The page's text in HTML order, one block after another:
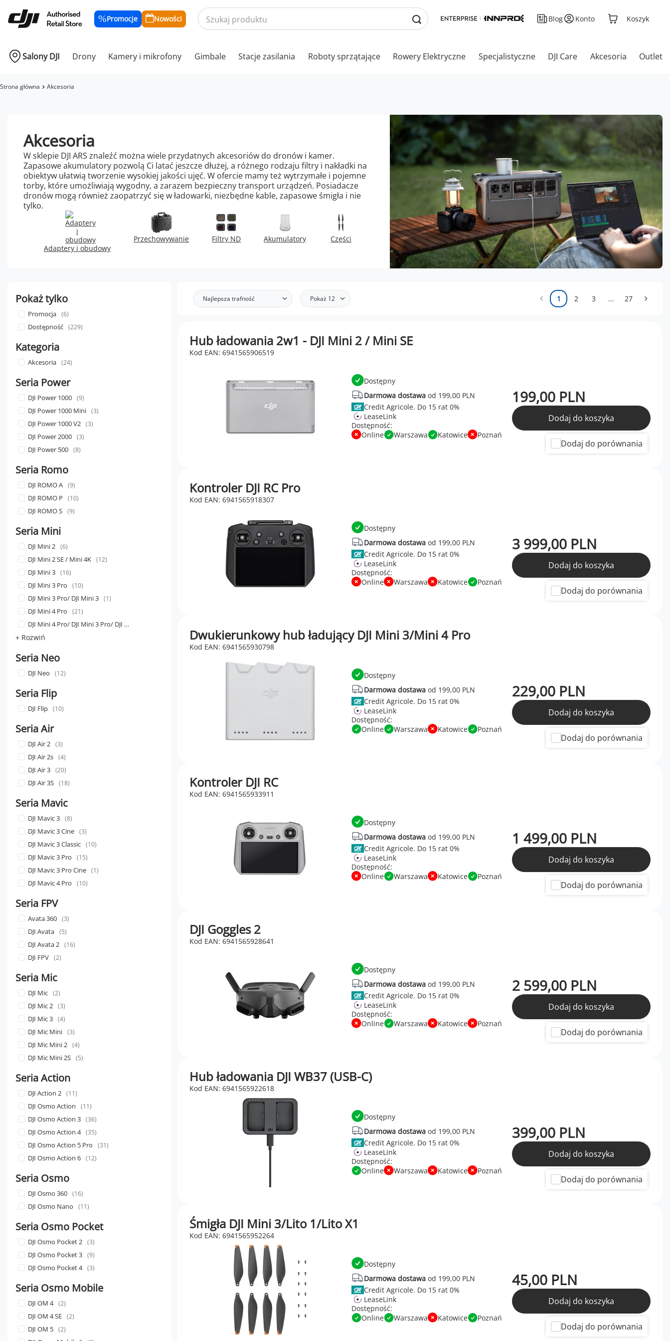
Promocje Nowości Blog Konto Koszyk
Salony DJI Drony Kamery i mikrofony Gimbale Stacje zasilania Roboty sprzątające Rowery Elektryczne Specjalistyczne DJI Care Akcesoria Outlet
Strona główna Akcesoria
Akcesoria
W sklepie DJI ARS znaleźć można wiele przydatnych akcesoriów do dronów i kamer.
Zapasowe akumulatory pozwolą Ci latać jeszcze dłużej, a różnego rodzaju filtry i nakładki na
obiektyw ułatwią tworzenie wysokiej jakości ujęć. W ofercie mamy też wytrzymałe i pojemne
torby, które umożliwiają wygodny, a zarazem bezpieczny transport urządzeń. Posiadacze
dronów mogą również zaopatrzyć się w ładowarki, niezbędne kable, zapasowe śmigła i nie
tylko.
Adaptery i obudowy
Przechowywanie Filtry ND Akumulatory Części
Pokaż tylko
Promocja 6
Dostępność 229
Kategoria
Akcesoria 24
Seria Power
DJI Power 1000 9
DJI Power 1000 Mini 3
DJI Power 1000 V2 3
DJI Power 2000 3
DJI Power 500 8
Seria Romo
DJI ROMO A 9
DJI ROMO P 10
DJI ROMO S 9
Seria Mini
DJI Mini 2 6
DJI Mini 2 SE / Mini 4K 12
DJI Mini 3 16
DJI Mini 3 Pro 10
DJI Mini 3 Pro/ DJI Mini 3 1
DJI Mini 4 Pro 21
DJI Mini 4 Pro/ DJI Mini 3 Pro/ DJI Mini 3
+ Rozwiń
Seria Neo
DJI Neo 12
Seria Flip
DJI Flip 10
Seria Air
DJI Air 2 3
DJI Air 2s 4
DJI Air 3 20
DJI Air 3S 18
Seria Mavic
DJI Mavic 3 8
DJI Mavic 3 Cine 3
DJI Mavic 3 Classic 10
DJI Mavic 3 Pro 15
DJI Mavic 3 Pro Cine 1
DJI Mavic 4 Pro 10
Seria FPV
Avata 360 3
DJI Avata 5
DJI Avata 2 16
DJI FPV 2
Seria Mic
DJI Mic 2
DJI Mic 2 3
DJI Mic 3 4
DJI Mic Mini 3
DJI Mic Mini 2 4
DJI Mic Mini 2S 5
Seria Action
DJI Action 2 11
DJI Osmo Action 11
DJI Osmo Action 3 36
DJI Osmo Action 4 35
DJI Osmo Action 5 Pro 31
DJI Osmo Action 6 12
Seria Osmo
DJI Osmo 360 16
DJI Osmo Nano 11
Seria Osmo Pocket
DJI Osmo Pocket 2 3
DJI Osmo Pocket 3 9
DJI Osmo Pocket 4 3
Seria Osmo Mobile
DJI OM 4 2
DJI OM 4 SE 2
DJI OM 5 2
Najlepsza trafność Pokaż 12 1 2 3 ... 27
Hub ładowania 2w1 - DJI Mini 2 / Mini SE
Kod EAN: 6941565906519
Dostępny
Darmowa dostawaod 199,00 PLN
Credit Agricole.
LeaseLink
Dostępność:
Online
Warszawa Katowice Poznań
199,00 PLN
Dodaj do koszyka
Dodaj do porównania
Kontroler DJI RC Pro
Kod EAN: 6941565918307
Dostępny
Darmowa dostawaod 199,00 PLN
Credit Agricole.
LeaseLink
Dostępność:
Online
Warszawa Katowice Poznań
3 999,00 PLN
Dodaj do koszyka
Dodaj do porównania
Dwukierunkowy hub ładujący DJI Mini 3/Mini 4 Pro
Kod EAN: 6941565930798
Dostępny
Darmowa dostawaod 199,00 PLN
Credit Agricole.
LeaseLink
Dostępność:
Online
Warszawa Katowice Poznań
229,00 PLN
Dodaj do koszyka
Dodaj do porównania
Kontroler DJI RC
Kod EAN: 6941565933911
Dostępny
Darmowa dostawaod 199,00 PLN
Credit Agricole.
LeaseLink
Dostępność:
Online
Warszawa Katowice Poznań
1 499,00 PLN
Dodaj do koszyka
Dodaj do porównania
DJI Goggles 2
Kod EAN: 6941565928641
Dostępny
Darmowa dostawaod 199,00 PLN
Credit Agricole.
LeaseLink
Dostępność:
Online
Warszawa Katowice Poznań
2 599,00 PLN
Dodaj do koszyka
Dodaj do porównania
Hub ładowania DJI WB37 (USB-C)
Kod EAN: 6941565922618
Dostępny
Darmowa dostawaod 199,00 PLN
Credit Agricole.
LeaseLink
Dostępność:
Online
Warszawa Katowice Poznań
399,00 PLN
Dodaj do koszyka
Dodaj do porównania
Śmigła DJI Mini 3/Lito 1/Lito X1
Kod EAN: 6941565952264
Dostępny
Darmowa dostawaod 199,00 PLN
Credit Agricole.
LeaseLink
Dostępność:
Online
Warszawa Katowice Poznań
45,00 PLN
Dodaj do koszyka
Dodaj do porównania